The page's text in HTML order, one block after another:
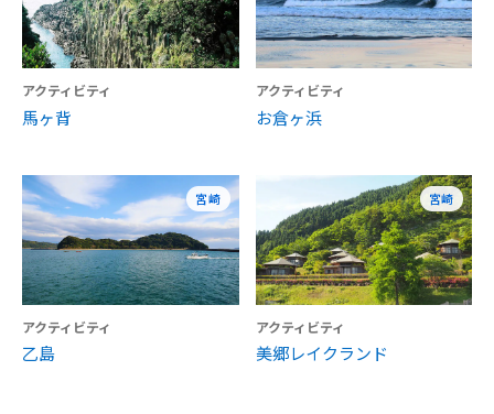
アクティビティ
馬ヶ背
アクティビティ
お倉ヶ浜
宮崎
アクティビティ
乙島
宮崎
アクティビティ
美郷レイクランド